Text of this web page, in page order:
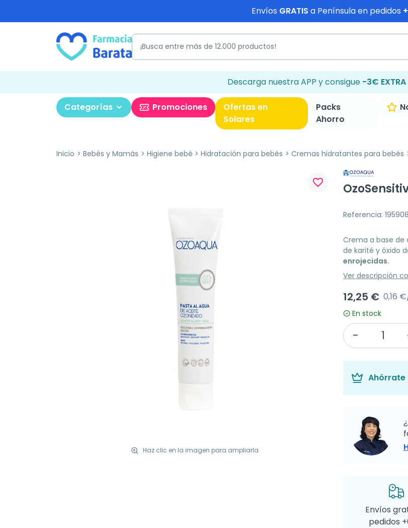
Envíos GRATIS a Península en pedidos
Descarga nuestra APP y consigue -3€ EXTRA
Categorías Promociones
Ofertas en
Solares
Packs
Ahorro
Inicio Bebés y Mamás Higiene bebé Hidratación para bebés Cremas hidratantes para bebés
Haz clic en la imagen para ampliarla
favorite_border
Referencia: 195908
Crema a base de
de karité y óxido
enrojecidas.
Ver descripción
12,25 € 0,16
En stock
Ahórrate
Envíos
pedidos